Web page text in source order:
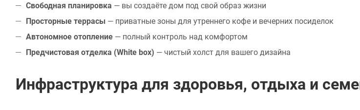
Свободная планировка — вы создаёте дом под свой образ жизни
Просторные террасы — приватные зоны для утреннего кофе и вечерних посиделок
Автономное отопление — полный контроль над комфортом
Предчистовая отделка (White box) — чистый холст для вашего дизайна
Инфраструктура для здоровья, отдыха и